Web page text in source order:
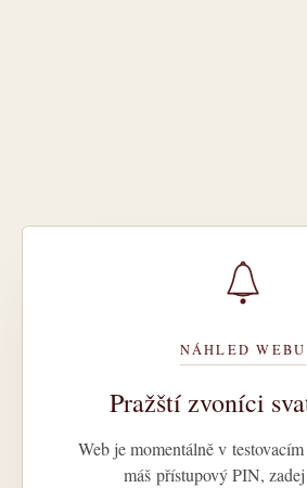
NÁHLED WEBU
Pražští zvoníci
Web je momentálně v
máš přístupový PIN,